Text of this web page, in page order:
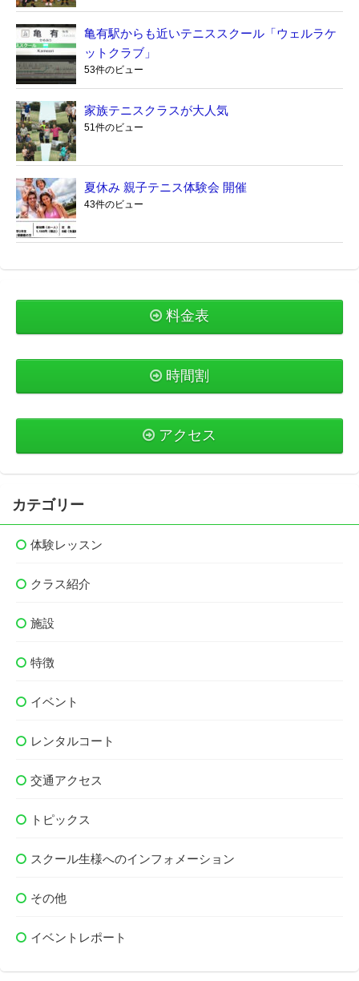
亀有駅からも近いテニススクール「ウェルラケ
ットクラブ」
53件のビュー
家族テニスクラスが大人気
51件のビュー
夏休み 親子テニス体験会 開催
43件のビュー
料金表
時間割
アクセス
カテゴリー
体験レッスン
クラス紹介
施設
特徴
イベント
レンタルコート
交通アクセス
トピックス
スクール生様へのインフォメーション
その他
イベントレポート